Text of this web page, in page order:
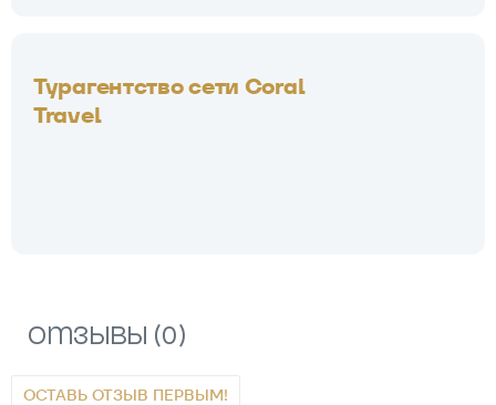
Турагентство сети Coral
Travel
Отзывы (0)
ОСТАВЬ ОТЗЫВ ПЕРВЫМ!